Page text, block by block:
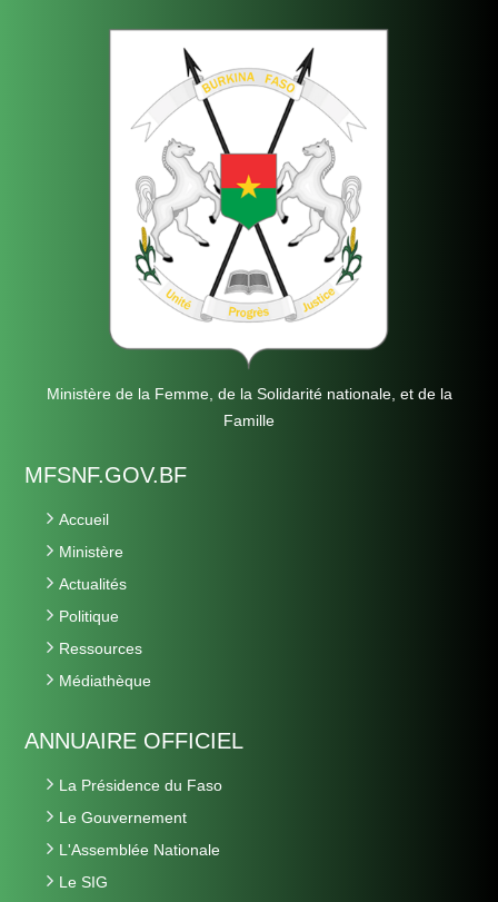
Ministère de la Femme, de la Solidarité nationale, et de la
Famille
MFSNF.GOV.BF
Accueil
Ministère
Actualités
Politique
Ressources
Médiathèque
ANNUAIRE OFFICIEL
La Présidence du Faso
Le Gouvernement
L'Assemblée Nationale
Le SIG